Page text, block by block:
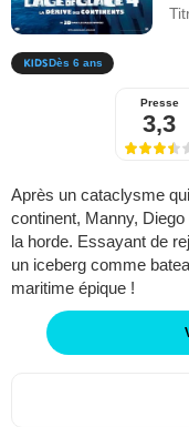
Dès 6 ans
Presse
3,3
Après un cataclysme
continent, Manny,
la horde. Essayant de
un iceberg comme
maritime épique !